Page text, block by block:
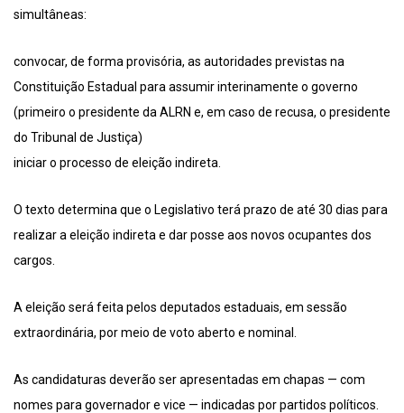
simultâneas:
convocar, de forma provisória, as autoridades previstas na
Constituição Estadual para assumir interinamente o governo
(primeiro o presidente da ALRN e, em caso de recusa, o presidente
do Tribunal de Justiça)
iniciar o processo de eleição indireta.
O texto determina que o Legislativo terá prazo de até 30 dias para
realizar a eleição indireta e dar posse aos novos ocupantes dos
cargos.
A eleição será feita pelos deputados estaduais, em sessão
extraordinária, por meio de voto aberto e nominal.
As candidaturas deverão ser apresentadas em chapas — com
nomes para governador e vice — indicadas por partidos políticos.